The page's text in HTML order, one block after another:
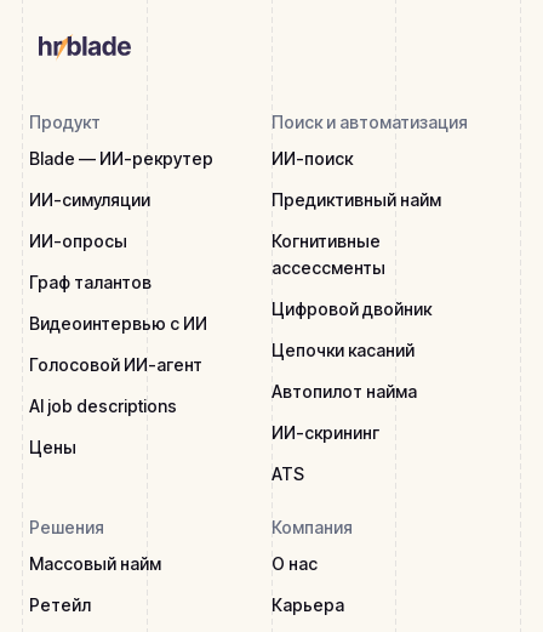
Продукт
Blade — ИИ-рекрутер
ИИ-симуляции
ИИ-опросы
Граф талантов
Видеоинтервью с ИИ
Голосовой ИИ-агент
AI job descriptions
Цены
Поиск и автоматизация
ИИ-поиск
Предиктивный найм
Когнитивные
ассессменты
Цифровой двойник
Цепочки касаний
Автопилот найма
ИИ-скрининг
ATS
Решения
Массовый найм
Ретейл
Компания
О нас
Карьера